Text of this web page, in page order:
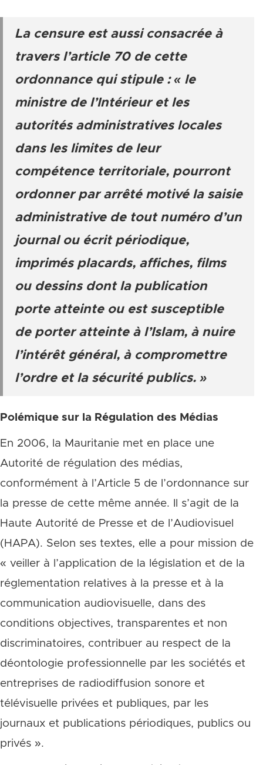
La censure est aussi consacrée à
travers l’article 70 de cette
ordonnance qui stipule : « le
ministre de l’Intérieur et les
autorités administratives locales
dans les limites de leur
compétence territoriale, pourront
ordonner par arrêté motivé la saisie
administrative de tout numéro d’un
journal ou écrit périodique,
imprimés placards, affiches, films
ou dessins dont la publication
porte atteinte ou est susceptible
de porter atteinte à l’Islam, à nuire
l’intérêt général, à compromettre
l’ordre et la sécurité publics. »
Polémique sur la Régulation des Médias
En 2006, la Mauritanie met en place une
Autorité de régulation des médias,
conformément à l’Article 5 de l’ordonnance sur
la presse de cette même année. Il s’agit de la
Haute Autorité de Presse et de l’Audiovisuel
(HAPA). Selon ses textes, elle a pour mission de
« veiller à l’application de la législation et de la
réglementation relatives à la presse et à la
communication audiovisuelle, dans des
conditions objectives, transparentes et non
discriminatoires, contribuer au respect de la
déontologie professionnelle par les sociétés et
entreprises de radiodiffusion sonore et
télévisuelle privées et publiques, par les
journaux et publications périodiques, publics ou
privés ».